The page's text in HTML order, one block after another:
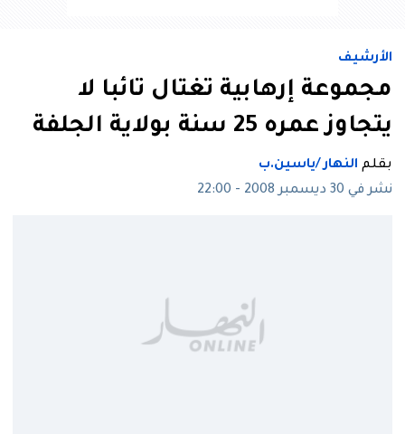
الأرشيف
مجموعة إرهابية تغتال تائبا لا
يتجاوز عمره 25 سنة بولاية الجلفة
بقلم النهار /ياسين.ب
نشر في 30 ديسمبر 2008 - 22:00